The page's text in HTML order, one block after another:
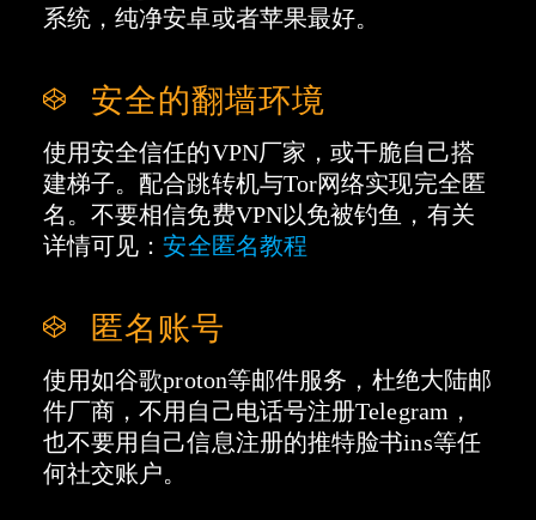
系统，纯净安卓或者苹果最好。
安全的翻墙环境
使用安全信任的VPN厂家，或干脆自己搭
建梯子。配合跳转机与Tor网络实现完全匿
名。不要相信免费VPN以免被钓鱼，有关
详情可见：安全匿名教程
匿名账号
使用如谷歌proton等邮件服务，杜绝大陆邮
件厂商，不用自己电话号注册Telegram，
也不要用自己信息注册的推特脸书ins等任
何社交账户。